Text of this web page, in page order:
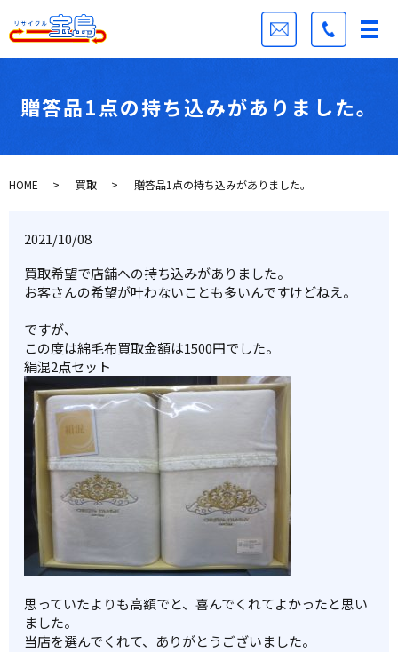
贈答品1点の持ち込みがありました。
HOME 買取 贈答品1点の持ち込みがありました。
2021/10/08
買取希望で店舗への持ち込みがありました。
お客さんの希望が叶わないことも多いんですけどねえ。
ですが、
この度は綿毛布買取金額は1500円でした。
絹混2点セット
思っていたよりも高額でと、喜んでくれてよかったと思い
ました。
当店を選んでくれて、ありがとうございました。